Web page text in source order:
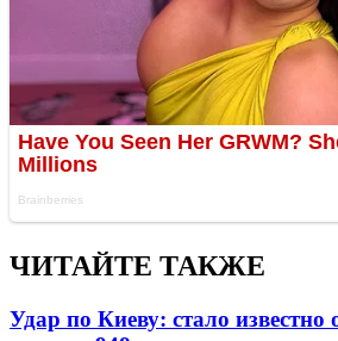
ЧИТАЙТЕ ТАКЖЕ
Удар по Киеву: стало известно